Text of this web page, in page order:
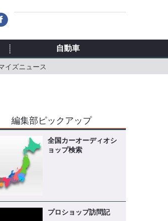
イズニュース
自動車
編集部ピックアップ
全国カーオーディオシ
ョップ検索
プロショップ訪問記